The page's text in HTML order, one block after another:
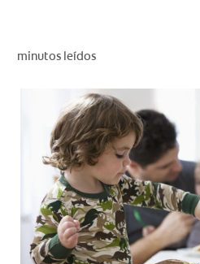
minutos leídos